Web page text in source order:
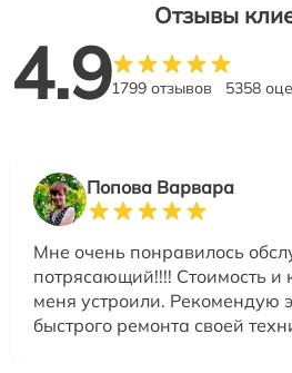
Отзывы
4.91799 отзывов 5358
Попова Варвара
Мне очень понравилось
потрясающий!!!! Стоимость и
меня устроили. Рекомендую
быстрого ремонта своей